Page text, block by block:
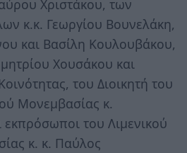
Χριστάκου, των
κ.κ. Γεωργίου Βουνελάκη,
και Βασίλη Κουλουβάκου,
Χουσάκου και
του Διοικητή του
Μονεμβασίας κ.
εκπρόσωποι του Λιμενικού
κ. κ. Παύλος